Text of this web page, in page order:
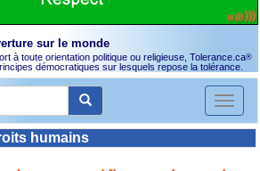
sur le monde
à toute orientation politique ou religieuse, Tolerance.ca®
démocratiques sur lesquels repose la tolérance.
Toggle
humains